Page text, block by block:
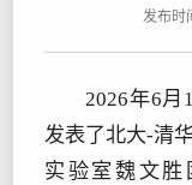
发布时
2026年6月
发表了北大-清
实验室魏文胜